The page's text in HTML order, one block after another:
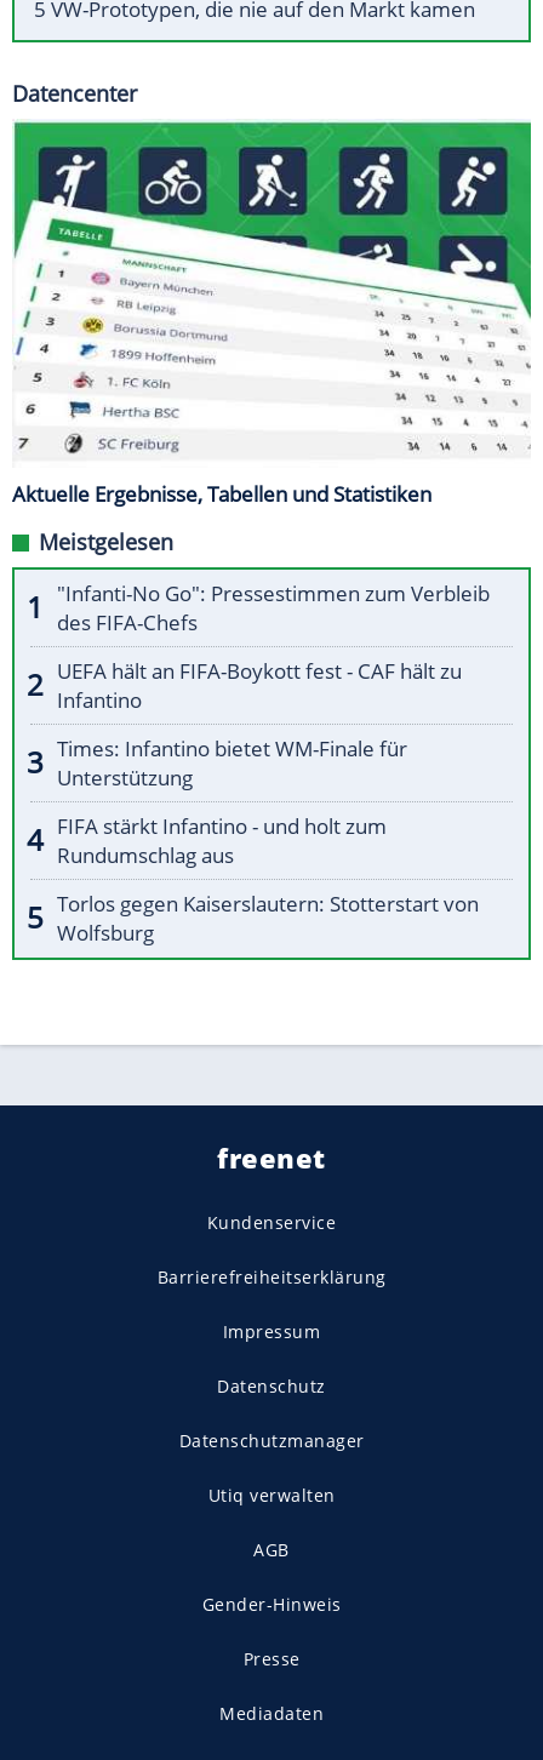
5 VW-Prototypen, die nie auf den Markt kamen
Datencenter
Aktuelle Ergebnisse, Tabellen und Statistiken
Meistgelesen
"Infanti-No Go": Pressestimmen zum Verbleib
des FIFA-Chefs
UEFA hält an FIFA-Boykott fest - CAF hält zu
Infantino
Times: Infantino bietet WM-Finale für
Unterstützung
FIFA stärkt Infantino - und holt zum
Rundumschlag aus
Torlos gegen Kaiserslautern: Stotterstart von
Wolfsburg
freenet
Kundenservice
Barrierefreiheitserklärung
Impressum
Datenschutz
Datenschutzmanager
Utiq verwalten
AGB
Gender-Hinweis
Presse
Mediadaten